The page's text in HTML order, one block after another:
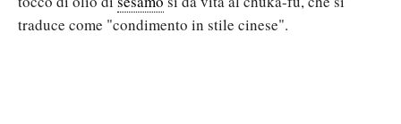
traduce come "condimento in stile cinese".